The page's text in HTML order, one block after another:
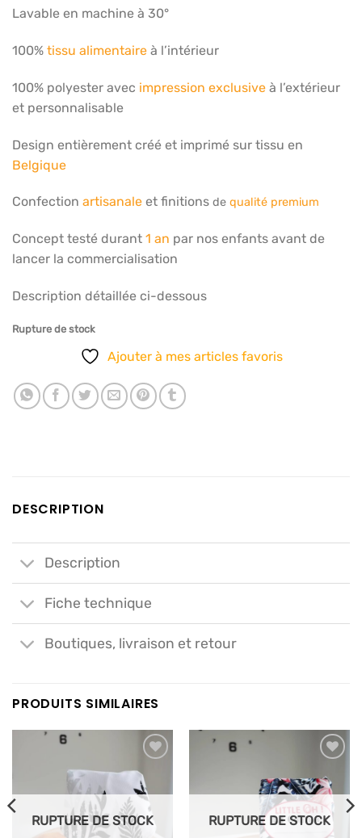
Lavable en machine à 30°
100% tissu alimentaire à l’intérieur
100% polyester avec impression exclusive à l’extérieur
et personnalisable
Design entièrement créé et imprimé sur tissu en
Belgique
Confection artisanale et finitions de qualité premium
Concept testé durant 1 an par nos enfants avant de
lancer la commercialisation
Description détaillée ci-dessous
Rupture de stock
Ajouter à mes articles favoris
DESCRIPTION
Description
Fiche technique
Boutiques, livraison et retour
PRODUITS SIMILAIRES
Ajouter
à mes
articles
favoris
RUPTURE DE STOCK
à mes
articles
favoris
RUPTURE DE STOCK